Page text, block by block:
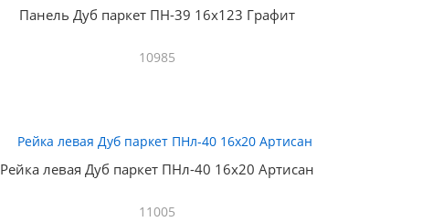
Панель Дуб паркет ПН-39 16х123 Графит
10985
Рейка левая Дуб паркет ПНл-40 16х20 Артисан
11005